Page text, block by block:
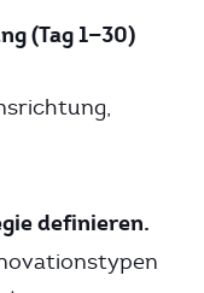
(Tag 1—30)
definieren.